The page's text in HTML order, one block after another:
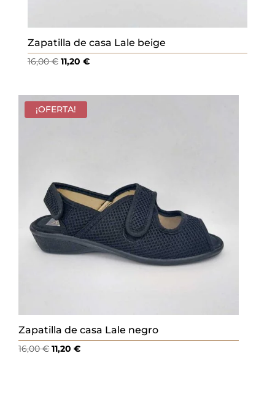
Zapatilla de casa Lale beige
16,00€ El
original
era:
11,20 €El
actual
¡OFERTA!
Zapatilla de casa Lale negro
16,00€El
11,20€El